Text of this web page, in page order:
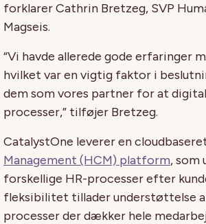
forklarer Cathrin Bretzeg, SVP
Magseis.
“Vi havde allerede gode erfaringer
hvilket var en vigtig faktor i
dem som vores partner for at
processer,” tilføjer Bretzeg.
CatalystOne leverer en
Management (HCM) platform, som
forskellige HR-processer efter
fleksibilitet tillader understøttelse
processer der dækker hele